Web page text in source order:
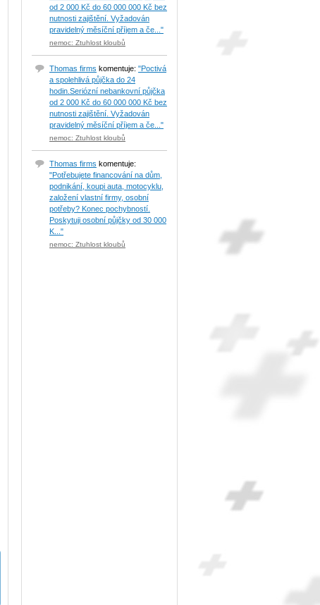
od 2 000 Kč do 60 000 000 Kč bez
nutnosti zajištění. Vyžadován
pravidelný měsíční příjem a če..."
nemoc: Ztuhlost kloubů
Thomas firms komentuje: "Poctivá
a spolehlivá půjčka do 24
hodin.Seriózní nebankovní půjčka
od 2 000 Kč do 60 000 000 Kč bez
nutnosti zajištění. Vyžadován
pravidelný měsíční příjem a če..."
nemoc: Ztuhlost kloubů
Thomas firms komentuje:
"Potřebujete financování na dům,
podnikání, koupi auta, motocyklu,
založení vlastní firmy, osobní
potřeby? Konec pochybností.
Poskytuji osobní půjčky od 30 000
K..."
nemoc: Ztuhlost kloubů